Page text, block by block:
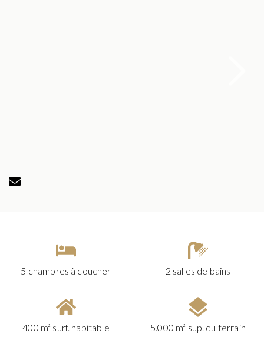
5 chambres à coucher 2 salles de bains
400 m² surf. habitable 5.000 m² sup. du terrain